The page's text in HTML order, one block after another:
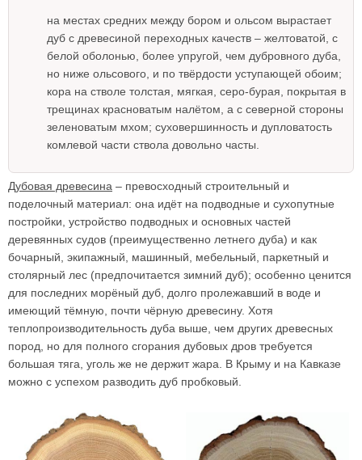
на местах средних между бором и ольсом вырастает
дуб с древесиной переходных качеств – желтоватой, с
белой оболонью, более упругой, чем дубровного дуба,
но ниже ольсового, и по твёрдости уступающей обоим;
кора на стволе толстая, мягкая, серо-бурая, покрытая в
трещинах красноватым налётом, а с северной стороны
зеленоватым мхом; суховершинность и дупловатость
комлевой части ствола довольно часты.
Дубовая древесина – превосходный строительный и
поделочный материал: она идёт на подводные и сухопутные
постройки, устройство подводных и основных частей
деревянных судов (преимущественно летнего дуба) и как
бочарный, экипажный, машинный, мебельный, паркетный и
столярный лес (предпочитается зимний дуб); особенно ценится
для последних морёный дуб, долго пролежавший в воде и
имеющий тёмную, почти чёрную древесину. Хотя
теплопроизводительность дуба выше, чем других древесных
пород, но для полного сгорания дубовых дров требуется
большая тяга, уголь же не держит жара. В Крыму и на Кавказе
можно с успехом разводить дуб пробковый.